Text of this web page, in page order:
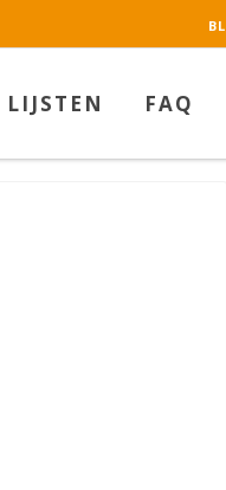
LIJSTEN FAQ
is 9.5/10